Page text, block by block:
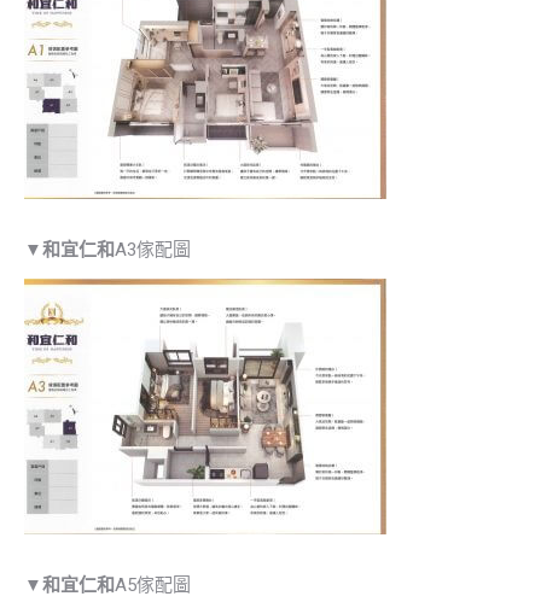
▼和宜仁和A3傢配圖
▼和宜仁和A5傢配圖